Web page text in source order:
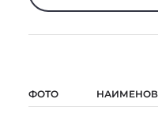
ФОТО